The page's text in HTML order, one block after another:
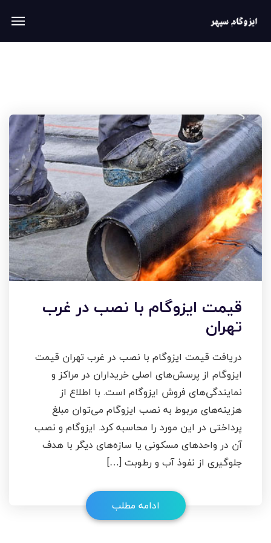
قیمت ایزوگام با نصب در غرب
تهران
دریافت قیمت ایزوگام با نصب در غرب تهران قیمت
ایزوگام از پرسش‌های اصلی خریداران در مراکز و
نمایندگی‌های فروش ایزوگام است. با اطلاع از
هزینه‌های مربوط به نصب ایزوگام می‌توان مبلغ
پرداختی در این مورد را محاسبه کرد. ایزوگام و نصب
آن در واحد‌های مسکونی یا ساز‌ه‌های دیگر با هدف
جلوگیری از نفوذ آب و رطوبت […]
ادامه مطلب